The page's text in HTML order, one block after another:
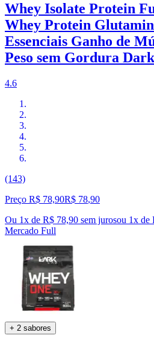
Whey Isolate Protein
Whey Protein
Essenciais Ganho de
Peso sem Gordura
4.6
(143)
Preço R$ 78,90R$ 78,90
Ou 1x de R$ 78,90 sem jurosou 1x de
Mercado Full
+ 2 sabores